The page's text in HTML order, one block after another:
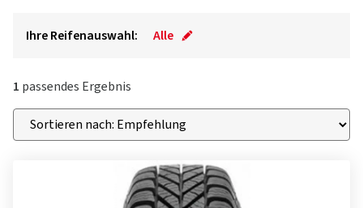
Ihre Reifenauswahl: Alle
1 passendes Ergebnis